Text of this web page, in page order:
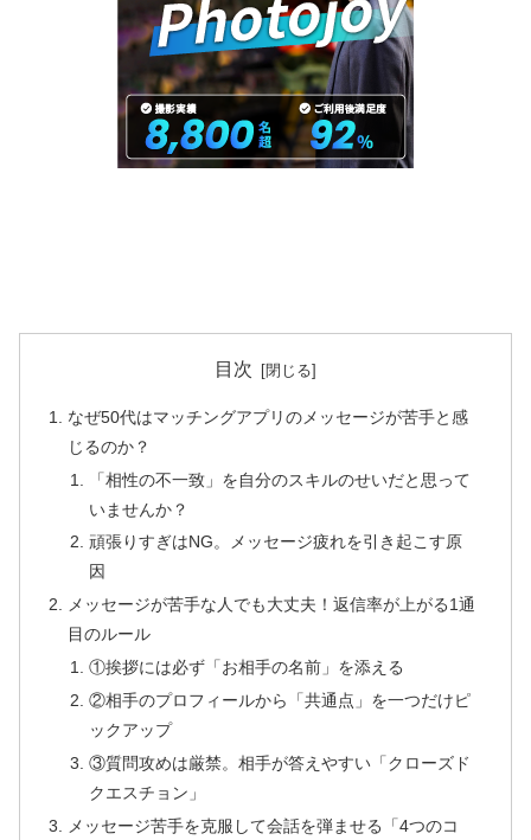
目次
なぜ50代はマッチングアプリのメッセージが苦手と感
じるのか？
「相性の不一致」を自分のスキルのせいだと思って
いませんか？
頑張りすぎはNG。メッセージ疲れを引き起こす原
因
メッセージが苦手な人でも大丈夫！返信率が上がる1通
目のルール
①挨拶には必ず「お相手の名前」を添える
②相手のプロフィールから「共通点」を一つだけピ
ックアップ
③質問攻めは厳禁。相手が答えやすい「クローズド
クエスチョン」
メッセージ苦手を克服して会話を弾ませる「4つのコ